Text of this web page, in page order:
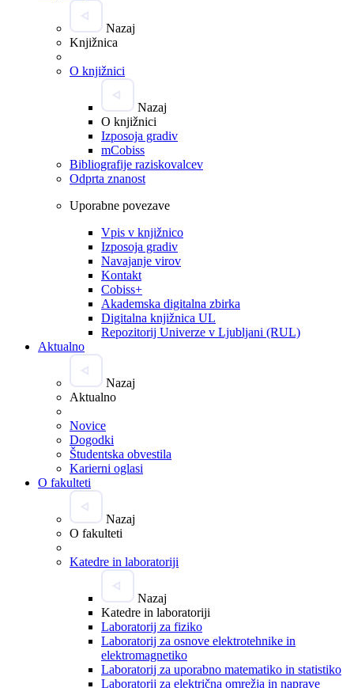
Nazaj
Knjižnica
O knjižnici
Nazaj
O knjižnici
Izposoja gradiv
mCobiss
Bibliografije raziskovalcev
Odprta znanost
Uporabne povezave
Vpis v knjižnico
Izposoja gradiv
Navajanje virov
Kontakt
Cobiss+
Akademska digitalna zbirka
Digitalna knjižnica UL
Repozitorij Univerze v Ljubljani (RUL)
Aktualno
Nazaj
Aktualno
Novice
Dogodki
Študentska obvestila
Karierni oglasi
O fakulteti
Nazaj
O fakulteti
Katedre in laboratoriji
Nazaj
Katedre in laboratoriji
Laboratorij za fiziko
Laboratorij za osnove elektrotehnike in
elektromagnetiko
Laboratorij za uporabno matematiko in statistiko
Laboratorij za električna omrežja in naprave